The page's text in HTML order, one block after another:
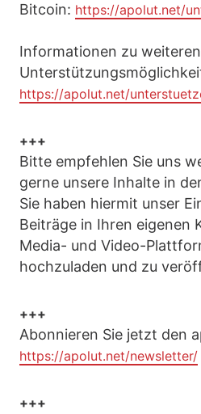
Bitcoin: https://apolut.net/
Informationen zu weiteren
https://apolut.net/
+++
Bitte empfehlen Sie uns
gerne unsere Inhalte in
Sie haben hiermit unser
Beiträge in Ihren eigenen
Media- und Video-
hochzuladen und zu
+++
Abonnieren Sie jetzt den
https://apolut.net/newsletter/
+++